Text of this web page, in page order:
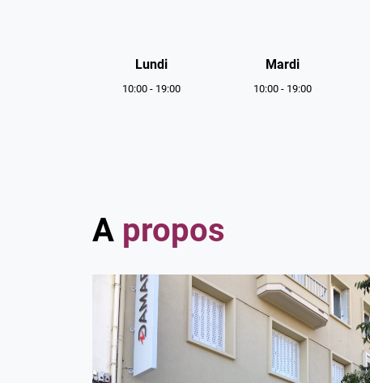
d'ouverture
Lundi
10:00 - 19:00
Mardi
10:00 - 19:00
A propos